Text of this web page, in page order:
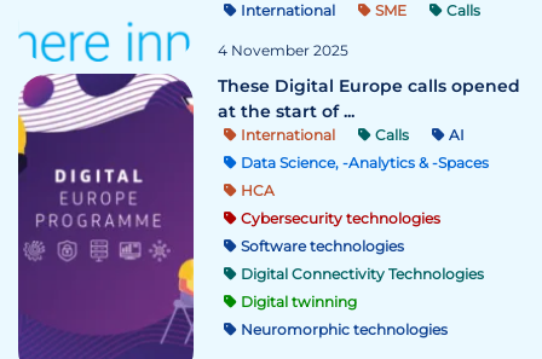
International
SME Calls
4 November 2025
These Digital Europe calls opened
at the start of ...
International Calls
AI
Data Science, -Analytics & -Spaces
HCA
Cybersecurity technologies
Software technologies
Digital Connectivity Technologies
Digital twinning
Neuromorphic technologies